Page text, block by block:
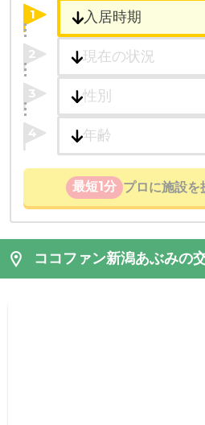
1
2
3
4
最短1分 プロに施設を
ココファン新潟あぶみの